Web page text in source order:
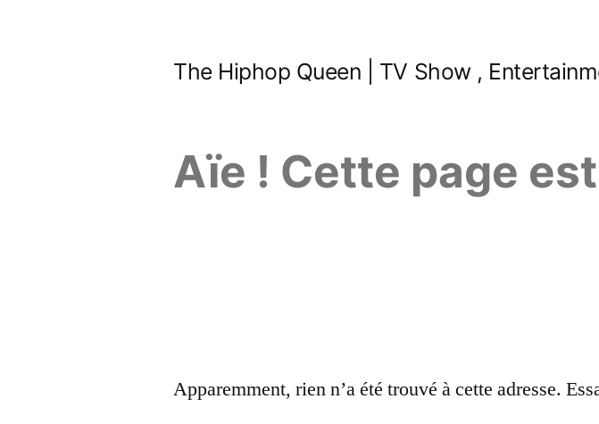
The Hiphop Queen | TV Show ,
Aïe ! Cette page
Apparemment, rien n’a été trouvé à cette adresse.